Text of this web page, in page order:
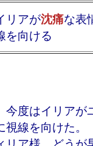
リアが沈痛な表
を向ける
今度はイリアが
視線を向けた。